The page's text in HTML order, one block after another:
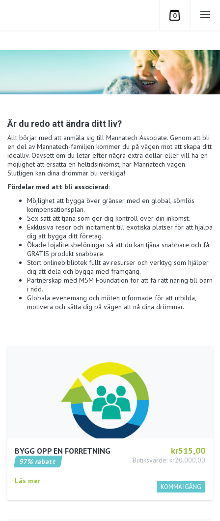
0
Är du redo att ändra ditt liv?
Allt börjar med att anmäla sig till Mannatech Associate. Genom att bli
en del av Mannatech-familjen kommer du på vägen mot att skapa ditt
idealliv. Oavsett om du letar efter några extra dollar eller vill ha en
möjlighet att ersätta en heltidsinkomst, har Mannatech vägen.
Slutligen kan dina drömmar bli verkliga!
Fördelar med att bli associerad:
Möjlighet att bygga över gränser med en global, sömlös
kompensationsplan.
Sex sätt att tjäna som ger dig kontroll över din inkomst.
Exklusiva resor och incitament till exotiska platser för att hjälpa
dig att bygga ditt företag.
Ökade lojalitetsbelöningar så att du kan tjäna snabbare och få
GRATIS produkt snabbare.
Stort onlinebibliotek fullt av resurser och verktyg som hjälper
dig att dela och bygga med framgång.
Partnerskap med M5M Foundation för att få rätt näring till barn
i nöd.
Globala evenemang och möten utformade för att utbilda,
motivera och sätta dig på vägen att nå dina drömmar.
kr515,00
BYGG OPP EN FORRETNING
Butiksvärde: kr20.000,00
97% rabatt
Läs mer